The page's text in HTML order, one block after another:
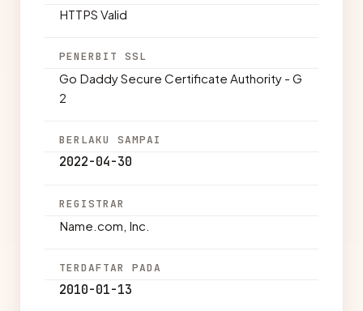
HTTPS Valid
PENERBIT SSL
Go Daddy Secure Certificate Authority - G
2
BERLAKU SAMPAI
2022-04-30
REGISTRAR
Name.com, Inc.
TERDAFTAR PADA
2010-01-13